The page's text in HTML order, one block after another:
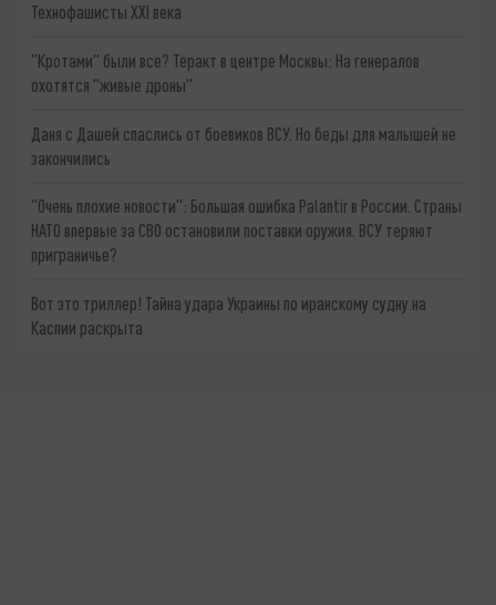
Технофашисты XXI века
"Кротами" были все? Теракт в центре Москвы: На генералов
охотятся "живые дроны"
Даня с Дашей спаслись от боевиков ВСУ. Но беды для малышей не
закончились
"Очень плохие новости": Большая ошибка Palantir в России. Страны
НАТО впервые за СВО остановили поставки оружия. ВСУ теряют
приграничье?
Вот это триллер! Тайна удара Украины по иранскому судну на
Каспии раскрыта